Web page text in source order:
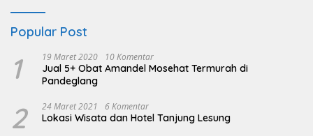
Popular Post
1 19 Maret 2020 10 Komentar
Jual 5+ Obat Amandel Mosehat Termurah di
Pandeglang
2 24 Maret 2021 6 Komentar
Lokasi Wisata dan Hotel Tanjung Lesung